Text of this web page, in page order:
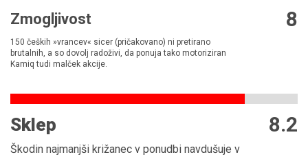
Zmogljivost
150 čeških »vrancev« sicer (pričakovano) ni pretirano
brutalnih, a so dovolj radoživi, da ponuja tako motoriziran
Kamiq tudi malček akcije.
8
Sklep
Škodin najmanjši križanec v ponudbi navdušuje v
8.2